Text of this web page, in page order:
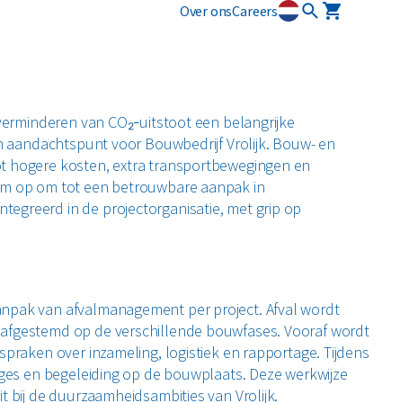
Over onsCareers
Circulair+
Restafval
Vertrouwelijk papier
Alle circulaire materialen
van CO₂‑uitstoot een belangrijke
voor Bouwbedrijf Vrolijk. Bouw- en
kosten, extra transportbewegingen en
op om tot een betrouwbare aanpak in
in de projectorganisatie, met grip op
van afvalmanagement per project. Afval wordt
op de verschillende bouwfases. Vooraf wordt
over inzameling, logistiek en rapportage. Tijdens
en begeleiding op de bouwplaats. Deze werkwijze
de duurzaamheidsambities van Vrolijk.